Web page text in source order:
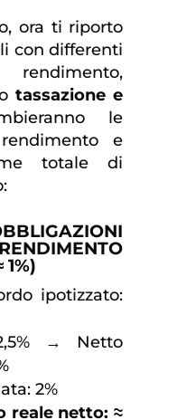
ora ti riporto
con differenti
tassazione e
le
e
totale di
1%)
ipotizzato:
→ Netto
2%
reale netto: ≈